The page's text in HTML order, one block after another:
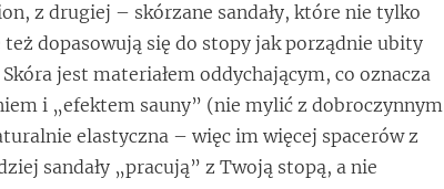
z drugiej – skórzane sandały, które nie tylko
dopasowują się do stopy jak porządnie ubity
jest materiałem oddychającym, co oznacza
i „efektem sauny” (nie mylić z dobroczynnym
elastyczna – więc im więcej spacerów z
sandały „pracują” z Twoją stopą, a nie